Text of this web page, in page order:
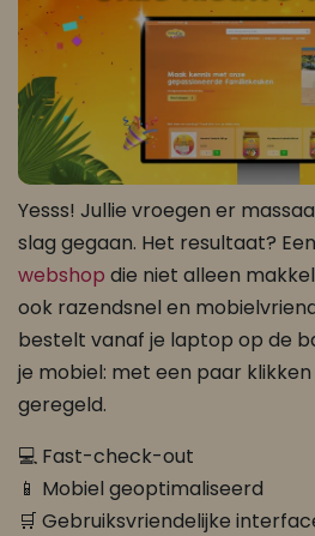
Yesss! Jullie vroegen er
slag gegaan. Het resultaat? Een
webshop die niet alleen
ook razendsnel en
bestelt vanaf je laptop op de
je mobiel: met een paar
geregeld.
💻 Fast-check-out
📱 Mobiel geoptimaliseerd
🛒 Gebruiksvriendelijke